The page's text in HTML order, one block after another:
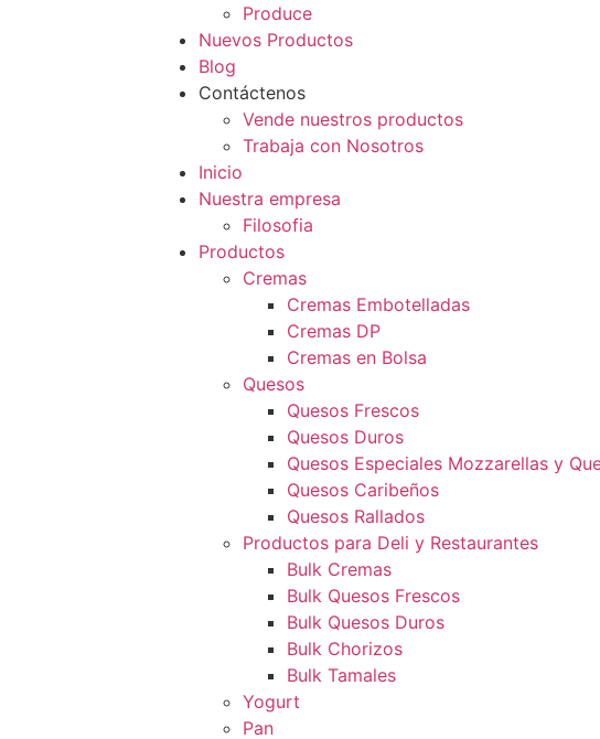
Produce
Nuevos Productos
Blog
Contáctenos
Vende nuestros productos
Trabaja con Nosotros
Inicio
Nuestra empresa
Filosofia
Productos
Cremas
Cremas Embotelladas
Cremas DP
Cremas en Bolsa
Quesos
Quesos Frescos
Quesos Duros
Quesos Especiales Mozzarellas y
Quesos Caribeños
Quesos Rallados
Productos para Deli y Restaurantes
Bulk Cremas
Bulk Quesos Frescos
Bulk Quesos Duros
Bulk Chorizos
Bulk Tamales
Yogurt
Pan